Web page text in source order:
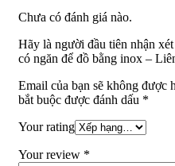
Chưa có đánh giá nào.
Hãy là người đầu tiên nhận
có ngăn để đồ bằng inox –
Email của bạn sẽ không được
bắt buộc được đánh dấu *
Your rating
Your review *